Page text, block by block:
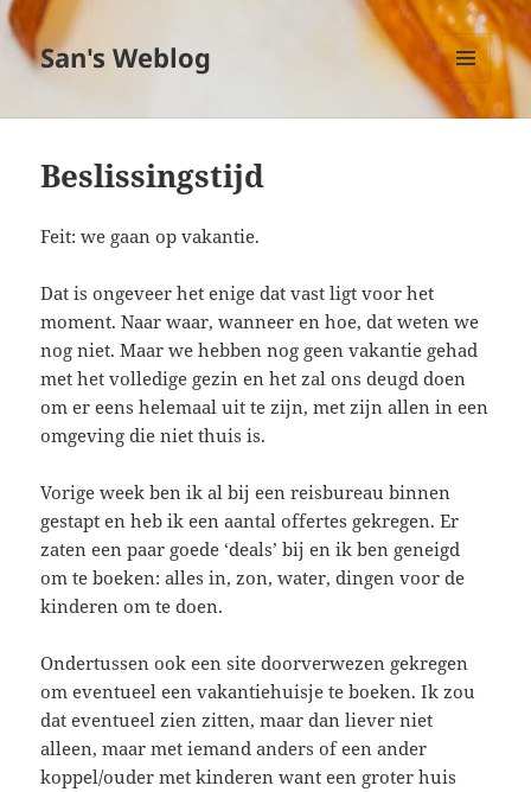
San's Weblog
MENU
EN
Beslissingstijd
Feit: we gaan op vakantie.
Dat is ongeveer het enige dat vast ligt voor het
moment. Naar waar, wanneer en hoe, dat weten we
nog niet. Maar we hebben nog geen vakantie gehad
met het volledige gezin en het zal ons deugd doen
om er eens helemaal uit te zijn, met zijn allen in een
omgeving die niet thuis is.
Vorige week ben ik al bij een reisbureau binnen
gestapt en heb ik een aantal offertes gekregen. Er
zaten een paar goede ‘deals’ bij en ik ben geneigd
om te boeken: alles in, zon, water, dingen voor de
kinderen om te doen.
Ondertussen ook een site doorverwezen gekregen
om eventueel een vakantiehuisje te boeken. Ik zou
dat eventueel zien zitten, maar dan liever niet
alleen, maar met iemand anders of een ander
koppel/ouder met kinderen want een groter huis